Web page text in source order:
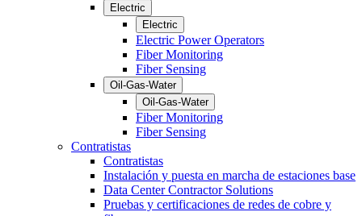
Electric
Electric
Electric Power Operators
Fiber Monitoring
Fiber Sensing
Oil-Gas-Water
Oil-Gas-Water
Fiber Monitoring
Fiber Sensing
Contratistas
Contratistas
Instalación y puesta en marcha de estaciones base
Data Center Contractor Solutions
Pruebas y certificaciones de redes de cobre y